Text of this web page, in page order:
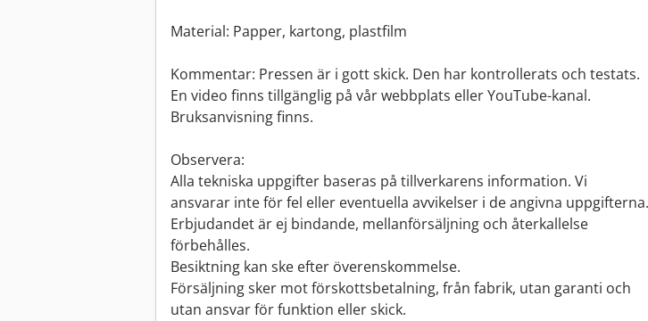
Material: Papper, kartong, plastfilm
Kommentar: Pressen är i gott skick. Den har kontrollerats och testats.
En video finns tillgänglig på vår webbplats eller YouTube-kanal.
Bruksanvisning finns.
Observera:
Alla tekniska uppgifter baseras på tillverkarens information. Vi
ansvarar inte för fel eller eventuella avvikelser i de angivna uppgifterna.
Erbjudandet är ej bindande, mellanförsäljning och återkallelse
förbehålles.
Besiktning kan ske efter överenskommelse.
Försäljning sker mot förskottsbetalning, från fabrik, utan garanti och
utan ansvar för funktion eller skick.